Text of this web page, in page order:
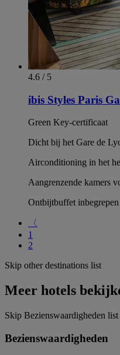
4.6 / 5
ibis Styles Paris
Green Key-certificaat
Dicht bij het Gare de
Airconditioning in het
Aangrenzende kamers
Ontbijtbuffet inbegrepen
〈
1
2
Skip other destinations list
Meer hotels
Skip Bezienswaardigheden list
Bezienswaardigheden